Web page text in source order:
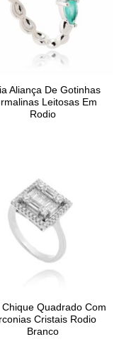
Aliança De Gotinhas
Leitosas Em
Rodio
Chique Quadrado Com
Cristais Rodio
Branco